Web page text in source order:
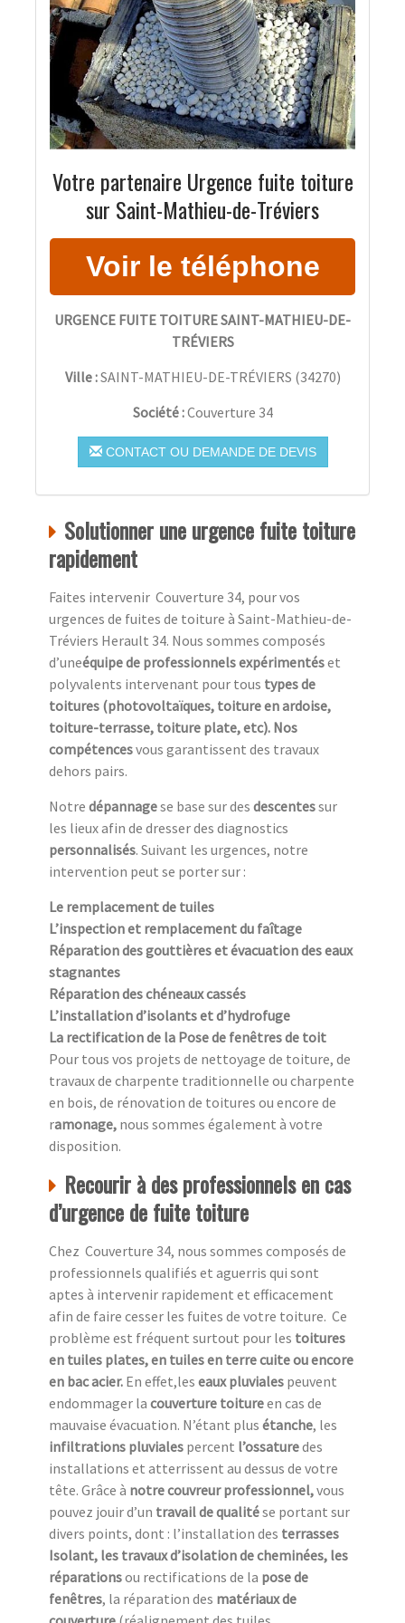
Votre partenaire Urgence fuite toiture
sur Saint-Mathieu-de-Tréviers
URGENCE FUITE TOITURE SAINT-MATHIEU-DE-
TRÉVIERS
Ville :SAINT-MATHIEU-DE-TRÉVIERS (34270)
Société :Couverture 34
CONTACT OU DEMANDE DE DEVIS
Solutionner une urgence fuite toiture
rapidement
Faites intervenir Couverture 34, pour vos
urgences de fuites de toiture à Saint-Mathieu-de-
Tréviers Herault 34. Nous sommes composés
d’uneéquipe de professionnels expérimentéset
polyvalents intervenant pour tous types de
toitures (photovoltaïques, toiture en ardoise,
toiture-terrasse, toiture plate, etc). Nos
compétencesvous garantissent des travaux
dehors pairs.
Notre dépannagese base sur des descentessur
les lieux afin de dresser des diagnostics
personnalisés. Suivant les urgences, notre
intervention peut se porter sur :
Le remplacement de tuiles
L’inspection et remplacement du faîtage
Réparation des gouttières et évacuation des eaux
stagnantes
Réparation des chéneaux cassés
L’installation d’isolants et d’hydrofuge
La rectification de la Pose de fenêtres de toit
Pour tous vos projets de nettoyage de toiture, de
travaux de charpente traditionnelle ou charpente
en bois, de rénovation de toitures ou encore de
ramonage, nous sommes également à votre
disposition.
Recourir à des professionnels en cas
d’urgence de fuite toiture
Chez Couverture 34, nous sommes composés de
professionnels qualifiés et aguerris qui sont
aptes à intervenir rapidement et efficacement
afin de faire cesser les fuites de votre toiture. Ce
problème est fréquent surtout pour les toitures
en tuiles plates, en tuiles en terre cuite ou encore
en bac acier. En effet,les eaux pluviales peuvent
endommager la couverture toitureen cas de
mauvaise évacuation. N’étant plus étanche, les
infiltrations pluviales percent l’ossaturedes
installations et atterrissent au dessus de votre
tête. Grâce à notre couvreur professionnel,vous
pouvez jouir d’un travail de qualitése portant sur
divers points, dont : l’installation des terrasses
Isolant, les travaux d’isolation de cheminées, les
réparationsou rectifications de la pose de
fenêtres, la réparation des matériaux de